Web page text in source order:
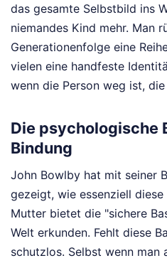
das gesamte Selbstbild ins
niemandes Kind mehr. Man
Generationenfolge eine
vielen eine handfeste
wenn die Person weg ist,
Die psychologische
Bindung
John Bowlby hat mit seiner
gezeigt, wie essenziell
Mutter bietet die "sichere
Welt erkunden. Fehlt diese
schutzlos. Selbst wenn man